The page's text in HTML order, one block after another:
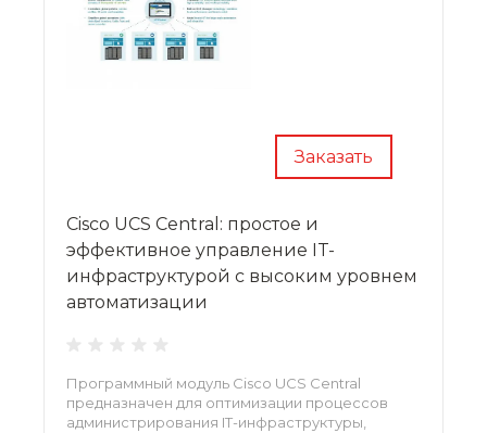
Заказать
Cisco UCS Central: простое и
эффективное управление IT-
инфраструктурой с высоким уровнем
автоматизации
Программный модуль Cisco UCS Central
предназначен для оптимизации процессов
администрирования IT-инфраструктуры,